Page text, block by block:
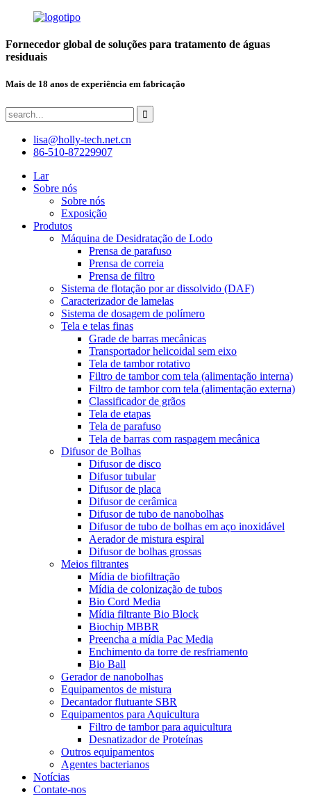
Fornecedor global de soluções para tratamento de águas
residuais
Mais de 18 anos de experiência em fabricação
lisa@holly-tech.net.cn
86-510-87229907
Lar
Sobre nós
Sobre nós
Exposição
Produtos
Máquina de Desidratação de Lodo
Prensa de parafuso
Prensa de correia
Prensa de filtro
Sistema de flotação por ar dissolvido (DAF)
Caracterizador de lamelas
Sistema de dosagem de polímero
Tela e telas finas
Grade de barras mecânicas
Transportador helicoidal sem eixo
Tela de tambor rotativo
Filtro de tambor com tela (alimentação interna)
Filtro de tambor com tela (alimentação externa)
Classificador de grãos
Tela de etapas
Tela de parafuso
Tela de barras com raspagem mecânica
Difusor de Bolhas
Difusor de disco
Difusor tubular
Difusor de placa
Difusor de cerâmica
Difusor de tubo de nanobolhas
Difusor de tubo de bolhas em aço inoxidável
Aerador de mistura espiral
Difusor de bolhas grossas
Meios filtrantes
Mídia de biofiltração
Mídia de colonização de tubos
Bio Cord Media
Mídia filtrante Bio Block
Biochip MBBR
Preencha a mídia Pac Media
Enchimento da torre de resfriamento
Bio Ball
Gerador de nanobolhas
Equipamentos de mistura
Decantador flutuante SBR
Equipamentos para Aquicultura
Filtro de tambor para aquicultura
Desnatizador de Proteínas
Outros equipamentos
Agentes bacterianos
Notícias
Contate-nos